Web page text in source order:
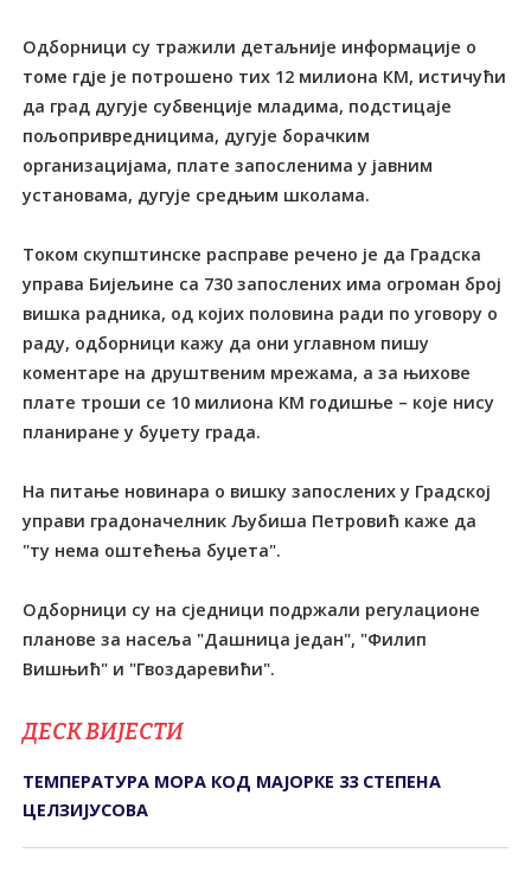
Одборници су тражили детаљније информације о
томе гдје је потрошено тих 12 милиона КМ, истичући
да град дугује субвенције младима, подстицаје
пољопривредницима, дугује борачким
организацијама, плате запосленима у јавним
установама, дугује средњим школама.
Током скупштинске расправе речено је да Градска
управа Бијељине са 730 запослених има огроман број
вишка радника, од којих половина ради по уговору о
раду, одборници кажу да они углавном пишу
коментаре на друштвеним мрежама, а за њихове
плате троши се 10 милиона КМ годишње – које нису
планиране у буџету града.
На питање новинара о вишку запослених у Градској
управи градоначелник Љубиша Петровић каже да
"ту нема оштећења буџета".
Одборници су на сједници подржали регулационе
планове за насеља "Дашница један", "Филип
Вишњић" и "Гвоздаревићи".
ДЕСК ВИЈЕСТИ
ТЕМПЕРАТУРА МОРА КОД МАЈОРКЕ 33 СТЕПЕНА
ЦЕЛЗИЈУСОВА